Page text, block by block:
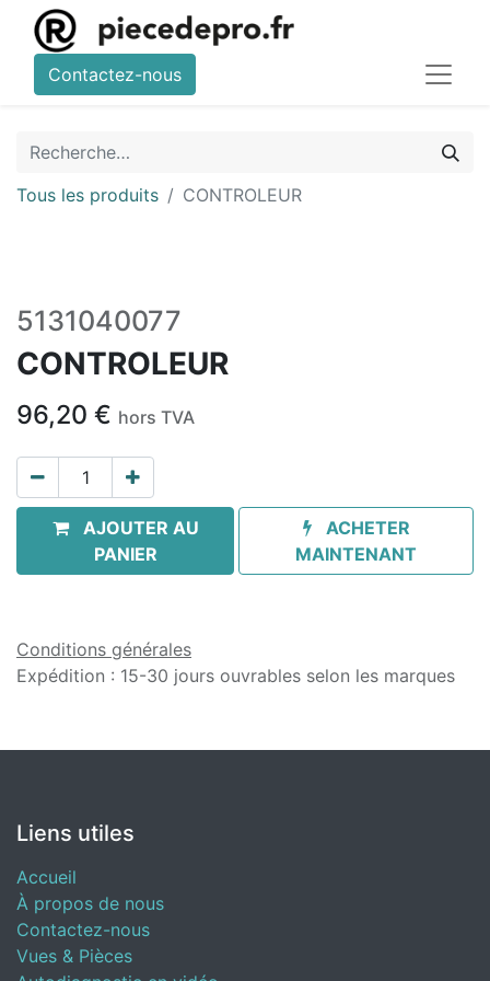
Contactez-nous
Tous les produits CONTROLEUR
5131040077
CONTROLEUR
96,20 € hors TVA
AJOUTER AU
PANIER
ACHETER
MAINTENANT
Conditions générales
Expédition : 15-30 jours ouvrables selon les marques
Liens utiles
Accueil
À propos de nous
Contactez-nous
Vues & Pièces